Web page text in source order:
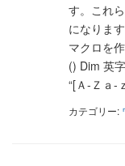
す。これ
になりま
マクロを
() Dim 英
“[Ａ-Ｚａ-
カテゴリー: